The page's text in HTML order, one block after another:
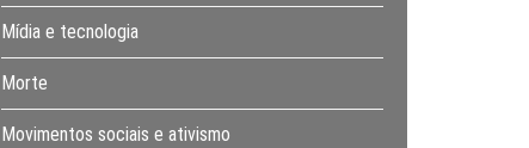
Mídia e tecnologia
Morte
Movimentos sociais e ativismo